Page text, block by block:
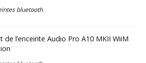
bluetooth
de l’enceinte Audio Pro A10 MKII WiiM